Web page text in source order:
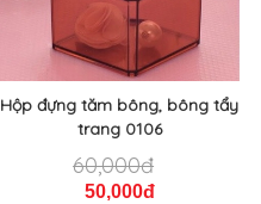
Hộp đựng tăm bông, bông tẩy
trang 0106
60,000đ
50,000đ